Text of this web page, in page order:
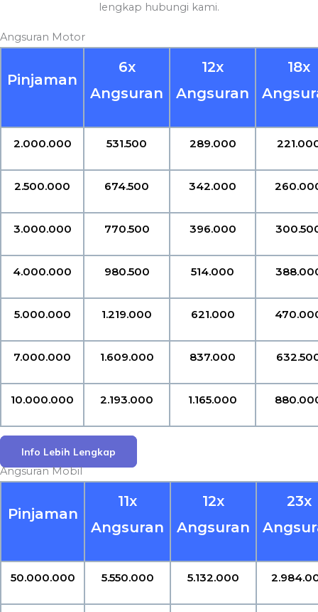
lengkap hubungi kami.
Angsuran Motor
Pinjaman
6x
Angsuran
12x
Angsuran
18x
2.000.000 531.500 289.000
2.500.000 674.500 342.000
3.000.000 770.500 396.000
4.000.000 980.500 514.000
5.000.000 1.219.000 621.000
7.000.000 1.609.000 837.000
10.000.000 2.193.000 1.165.000
Info Lebih Lengkap
Angsuran Mobil
Pinjaman
11x
Angsuran
12x
Angsuran
23x
50.000.000 5.550.000 5.132.000